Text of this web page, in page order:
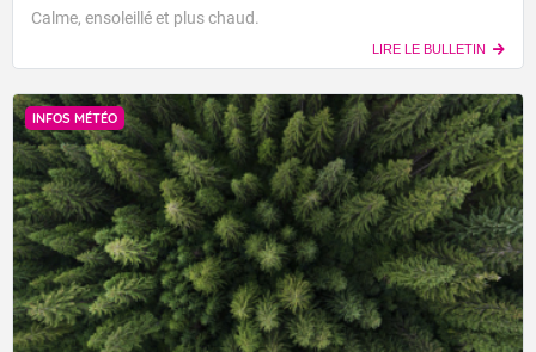
Calme, ensoleillé et plus chaud.
LIRE LE BULLETIN
INFOS MÉTÉO